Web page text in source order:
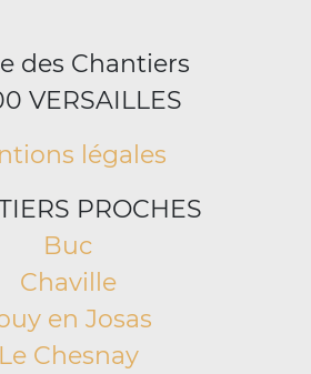
des Chantiers
VERSAILLES
légales
PROCHES
Buc
Chaville
en Josas
Le Chesnay